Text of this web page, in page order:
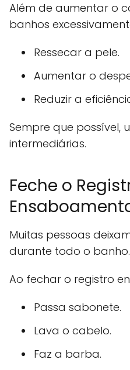
Além de aumentar o
banhos
Ressecar a pele.
Aumentar o
Reduzir a
Sempre que possível,
intermediárias.
Feche o
Muitas pessoas
durante todo o banho.
Ao fechar o registro
Passa sabonete.
Lava o cabelo.
Faz a barba.